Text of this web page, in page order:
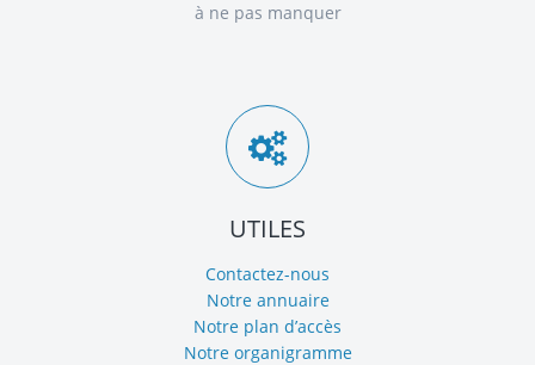
à ne pas manquer
UTILES
Contactez-nous
Notre annuaire
Notre plan d’accès
Notre organigramme